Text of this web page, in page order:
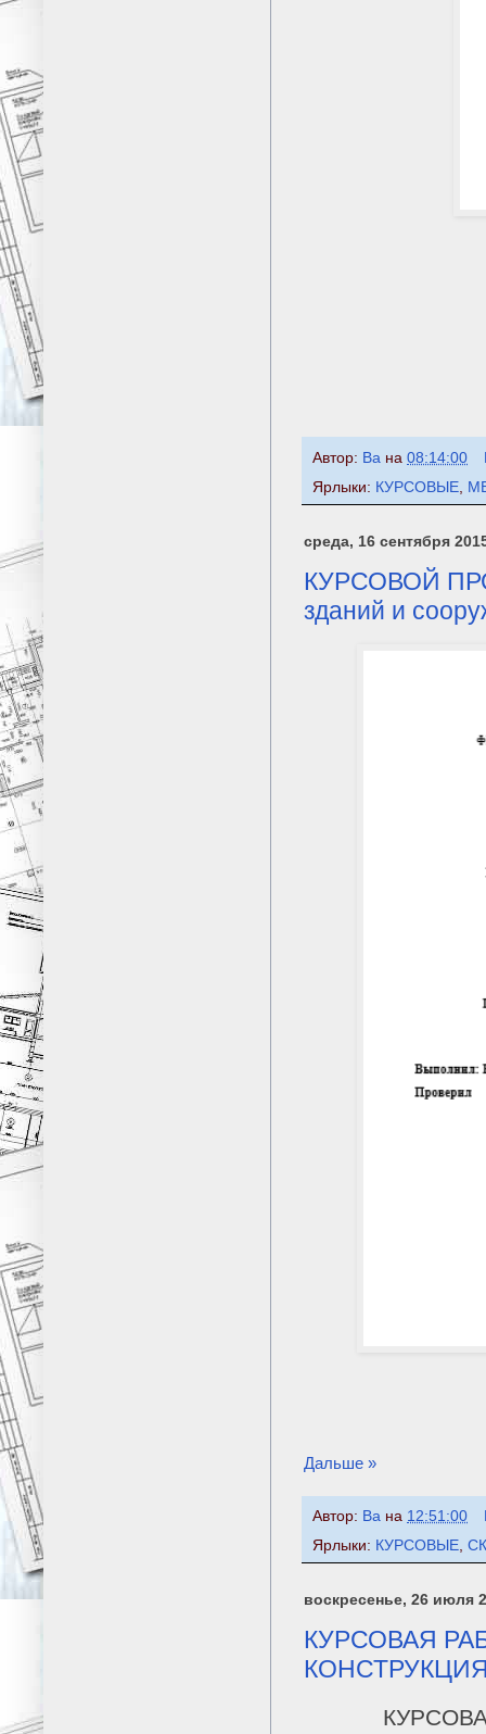
Автор: Ba на 08:14:00
Ярлыки: КУРСОВЫЕ
среда, 16 сентября
КУРСОВОЙ
зданий и
Дальше »
Автор: Ba на 12:51:00
Ярлыки: КУРСОВЫЕ
воскресенье, 26 июля
КУРСОВАЯ